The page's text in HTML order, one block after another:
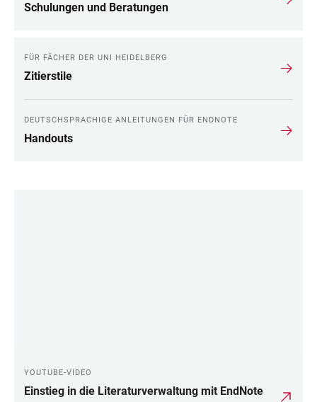
Schulungen und Beratungen
FÜR FÄCHER DER UNI HEIDELBERG
Zitierstile
DEUTSCHSPRACHIGE ANLEITUNGEN FÜR ENDNOTE
Handouts
YOUTUBE-VIDEO
Einstieg in die Literaturverwaltung mit EndNote